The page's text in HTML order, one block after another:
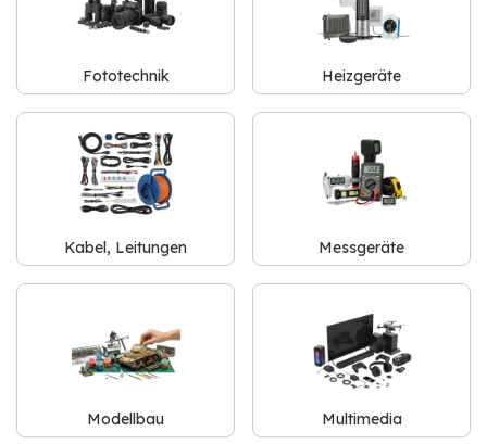
Fototechnik Heizgeräte
Kabel, Leitungen Messgeräte
Modellbau Multimedia